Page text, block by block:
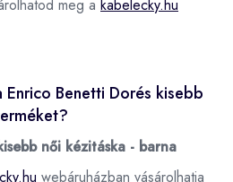
meg a kabelecky.hu
Enrico Benetti Dorés kisebb
női kézitáska - barna
webáruházban vásárolhatja